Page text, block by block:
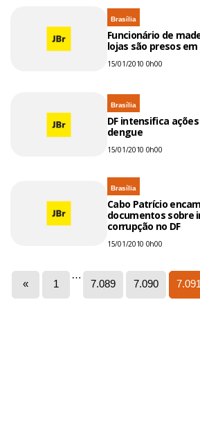
Brasília
Funcionário de
lojas são presos
15/01/2010 0h00
Brasília
DF intensifica
dengue
15/01/2010 0h00
Brasília
Cabo Patrício
documentos sobre
corrupção no DF
15/01/2010 0h00
« 1
…
7.089 7.090 7.091